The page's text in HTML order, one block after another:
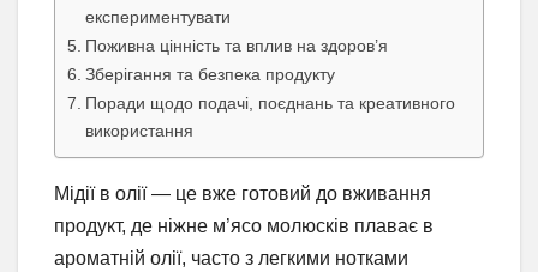
експериментувати
Поживна цінність та вплив на здоров’я
Зберігання та безпека продукту
Поради щодо подачі, поєднань та креативного
використання
Мідії в олії — це вже готовий до вживання
продукт, де ніжне м’ясо молюсків плаває в
ароматній олії, часто з легкими нотками